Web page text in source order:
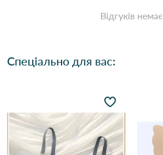
Відгуків немає
Спеціально для вас: